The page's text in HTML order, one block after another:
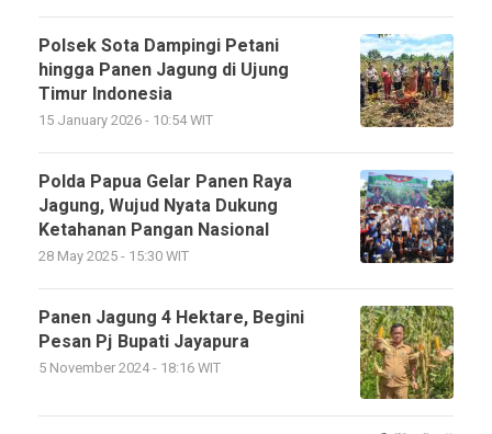
Polsek Sota Dampingi Petani
hingga Panen Jagung di Ujung
Timur Indonesia
15 January 2026 - 10:54 WIT
Polda Papua Gelar Panen Raya
Jagung, Wujud Nyata Dukung
Ketahanan Pangan Nasional
28 May 2025 - 15:30 WIT
Panen Jagung 4 Hektare, Begini
Pesan Pj Bupati Jayapura
5 November 2024 - 18:16 WIT